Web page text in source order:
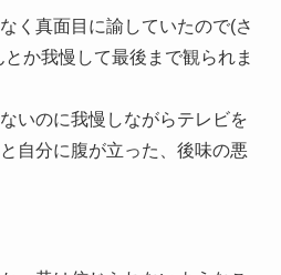
く真面目に諭していたので(さ
か我慢して最後まで観られま
いのに我慢しながらテレビを
自分に腹が立った、後味の悪